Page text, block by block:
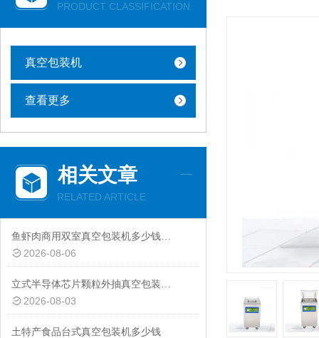
PRODUCT CLASSIFICATION
真空包装机
查看更多
相关文章
RELATED ARTICLE
鱼虾肉商用双室真空包装机多少钱一台
2026-08-06
立式半导体芯片颗粒外抽真空包装机厂家
2026-08-03
土特产食品台式真空包装机多少钱